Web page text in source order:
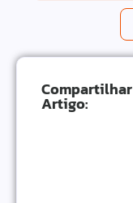
Compartilhar
Artigo: